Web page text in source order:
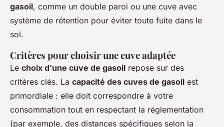
gasoil, comme un double paroi ou une cuve avec
système de rétention pour éviter toute fuite dans le
sol.
Critères pour choisir une cuve adaptée
Le choix d'une cuve de gasoil repose sur des
critères clés. La capacité des cuves de gasoil est
primordiale : elle doit correspondre à votre
consommation tout en respectant la réglementation
(par exemple, des distances spécifiques selon la